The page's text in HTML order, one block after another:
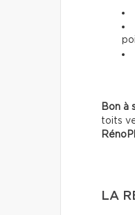
Bon à
toits
LA